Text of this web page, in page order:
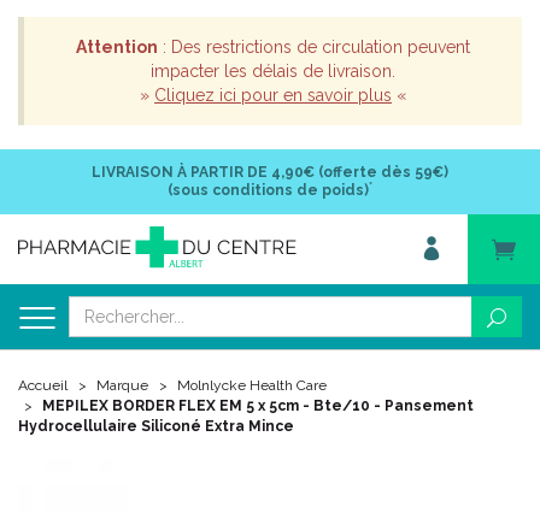
Attention : Des restrictions de circulation peuvent
impacter les délais de livraison.
» Cliquez ici pour en savoir plus «
LIVRAISON À PARTIR DE 4,90€ (offerte dès 59€)
(sous conditions de poids)*
Accueil Marque
Molnlycke Health Care
MEPILEX BORDER FLEX EM 5 x 5cm - Bte/10 - Pansement
Hydrocellulaire Siliconé Extra Mince